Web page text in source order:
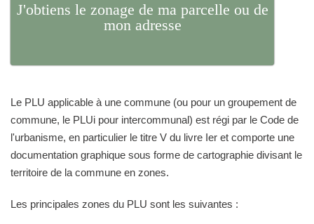
J'obtiens le zonage de ma parcelle ou de
mon adresse
Le PLU applicable à une commune (ou pour un groupement de
commune, le PLUi pour intercommunal) est régi par le Code de
l'urbanisme, en particulier le titre V du livre Ier et comporte une
documentation graphique sous forme de cartographie divisant le
territoire de la commune en zones.
Les principales zones du PLU sont les suivantes :